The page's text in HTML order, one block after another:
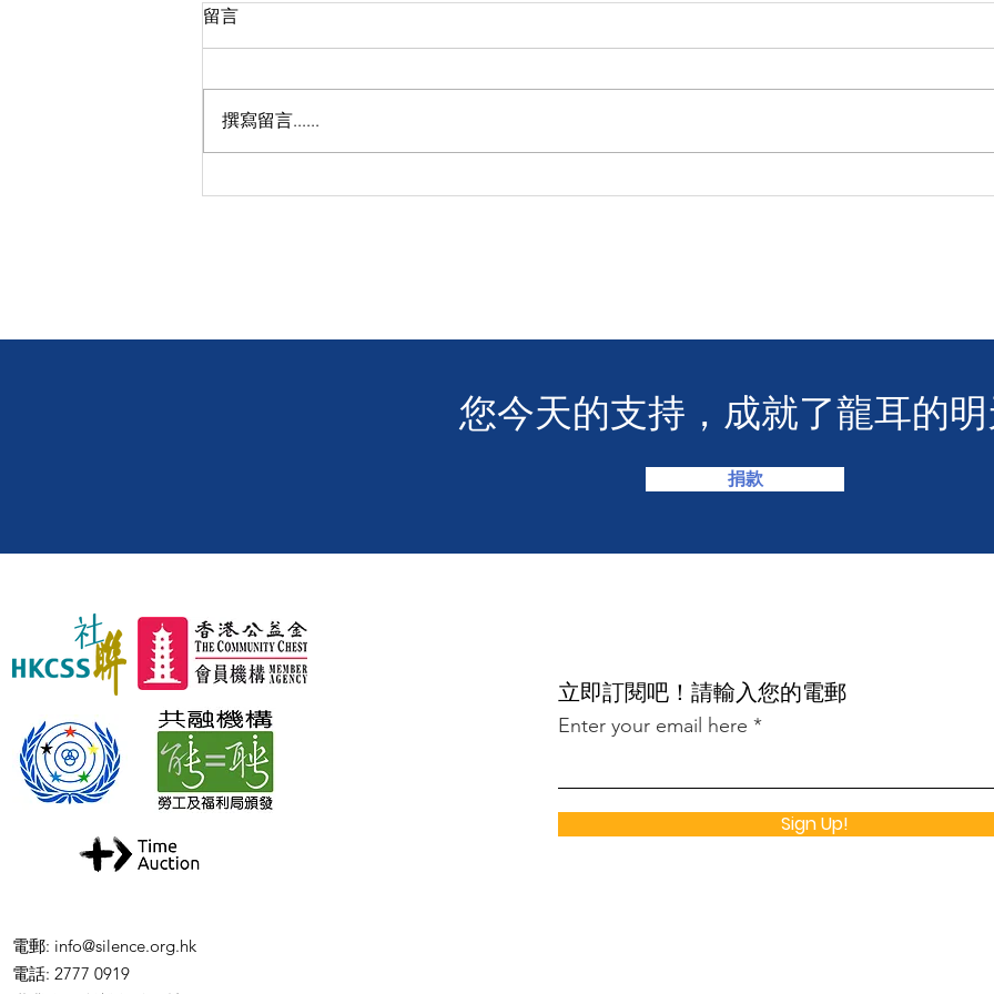
🏃🏻‍♀️GRIP Beyond - OAKLEY
年度慈善自助午餐&晚餐2025
【
留言
撰寫留言......
您今天的支持，成就了龍耳的
捐款
電郵: info@silence.org.hk
電話: 2777 0919
​立即訂閱吧！請輸入您的電郵
Enter your email here
Sign Up!